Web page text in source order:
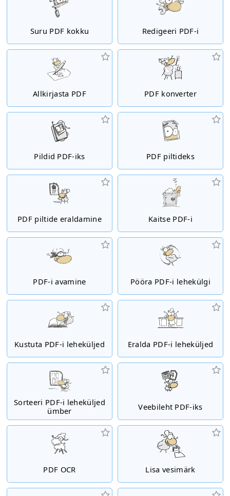
Suru PDF kokku Redigeeri PDF-i
Allkirjasta PDF PDF konverter
Pildid PDF-iks PDF piltideks
PDF piltide eraldamine Kaitse PDF-i
PDF-i avamine Pööra PDF-i lehekülgi
Kustuta PDF-i leheküljed Eralda PDF-i leheküljed
Sorteeri PDF-i leheküljed
ümber
Veebileht PDF-iks
PDF OCR Lisa vesimärk